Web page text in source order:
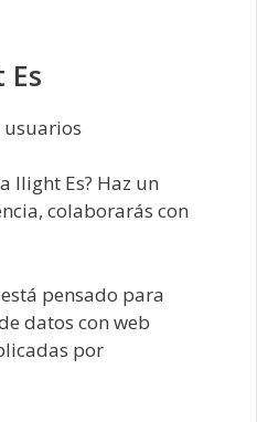
usuarios
Ilight Es? Haz un
colaborarás con
pensado para
datos con web
por